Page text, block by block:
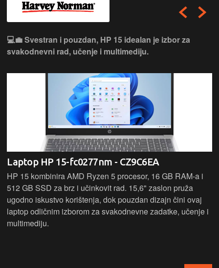
💻💼 Svestran i pouzdan, HP 15 idealan je izbor za
svakodnevni rad, učenje i multimediju.
Laptop HP 15-fc0277nm - CZ9C6EA
HP 15 kombinira AMD Ryzen 5 procesor, 16 GB RAM-a i
512 GB SSD za brz i učinkovit rad. 15,6" zaslon pruža
ugodno iskustvo korištenja, dok pouzdan dizajn čini ovaj
laptop odličnim izborom za svakodnevne zadatke, učenje i
multimediju.